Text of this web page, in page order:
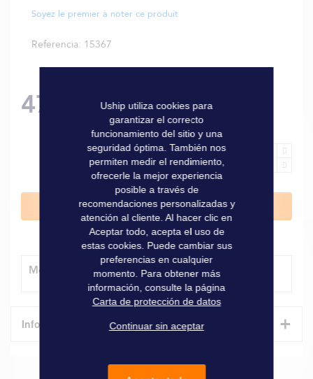
Soyez le premier à noter ce produit
Referencia 15367
47,90 €
Añadir al carrito
Método de entrega
Informaciones técnicas +
Características
Uship utiliza cookies para
garantizar el correcto
funcionamiento del sitio y una
seguridad óptima. También nos
permiten medir el rendimiento,
ofrecerle la mejor experiencia
posible a través de
recomendaciones personalizadas y
atención al cliente. Al hacer clic en
Aceptar todo, acepta el uso de
estas cookies. Puede cambiar sus
preferencias en cualquier
momento. Para obtener más
información, consulte la página
Carta de protección de datos
Continuar sin aceptar